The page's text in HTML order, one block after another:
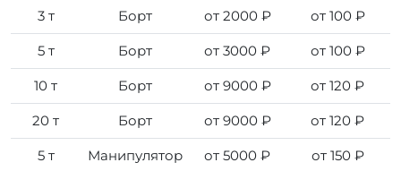
3 т Борт от 2000 ₽ от 100 ₽
5 т Борт от 3000 ₽ от 100 ₽
10 т Борт от 9000 ₽ от 120 ₽
20 т Борт от 9000 ₽ от 120 ₽
5 т Манипулятор от 5000 ₽ от 150 ₽